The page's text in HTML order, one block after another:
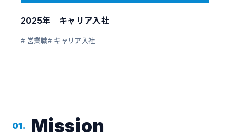
2025年 キャリア入社
# 営業職# キャリア入社
01. Mission